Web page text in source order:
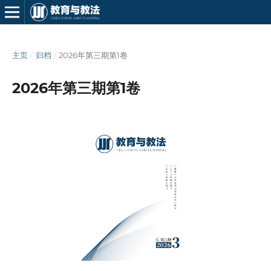
主页 / 归档 / 2026年第三期第1卷
2026年第三期第1卷